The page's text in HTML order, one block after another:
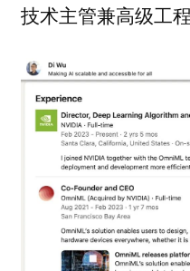
技术主管兼高级工程